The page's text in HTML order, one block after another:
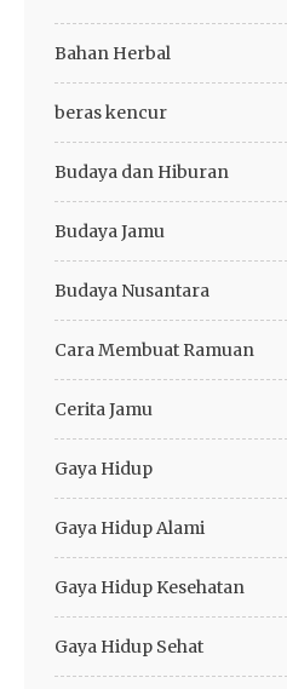
Bahan Herbal
beras kencur
Budaya dan Hiburan
Budaya Jamu
Budaya Nusantara
Cara Membuat Ramuan
Cerita Jamu
Gaya Hidup
Gaya Hidup Alami
Gaya Hidup Kesehatan
Gaya Hidup Sehat